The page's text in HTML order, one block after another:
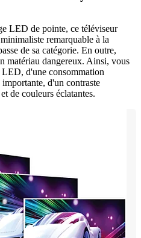
LED de pointe, ce téléviseur
remarquable à la
de sa catégorie. En outre,
matériau dangereux. Ainsi, vous
d'une consommation
d'un contraste
de couleurs éclatantes.